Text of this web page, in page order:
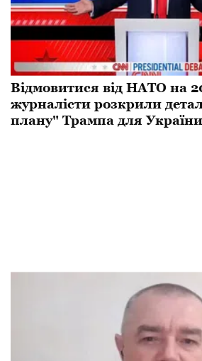
Відмовитися від НАТО на
журналісти розкрили
плану" Трампа для України